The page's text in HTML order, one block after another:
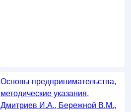
Основы предпринимательства,
методические указания,
Дмитриев И.А., Бережной В.М.,